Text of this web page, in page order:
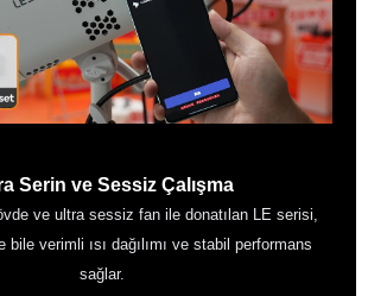
Serin ve Sessiz Çalışma
ve ultra sessiz fan ile donatılan LE serisi,
bile verimli ısı dağılımı ve stabil performans
sağlar.